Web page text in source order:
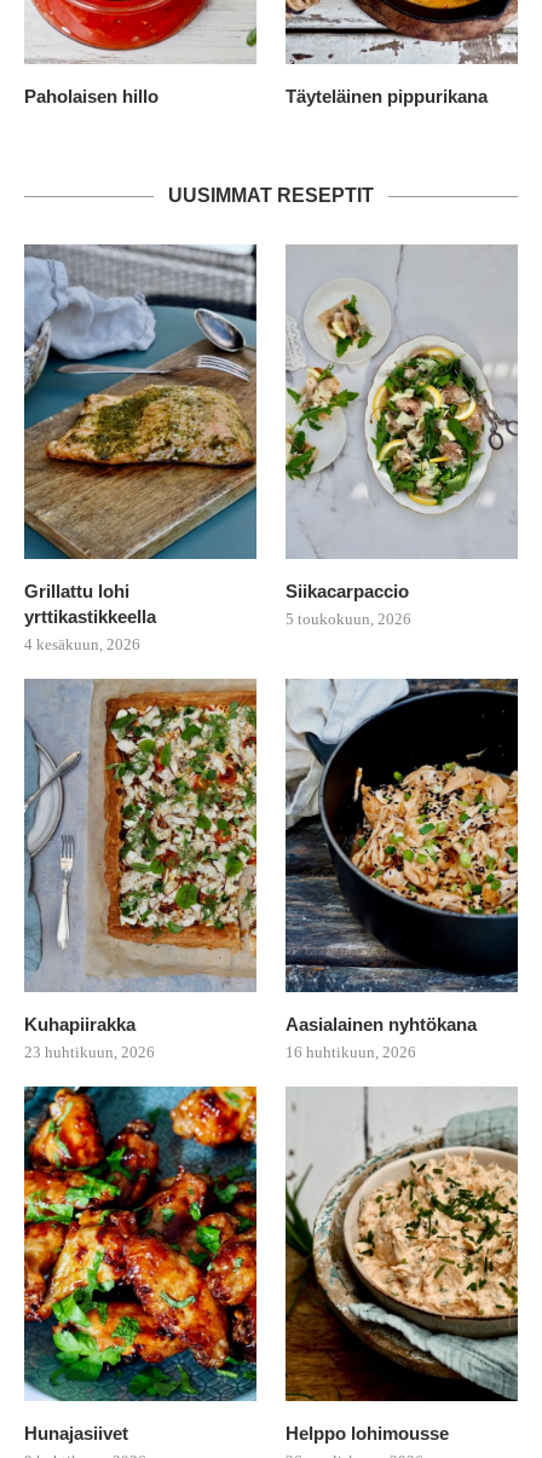
Paholaisen hillo Täyteläinen pippurikana
UUSIMMAT RESEPTIT
Grillattu lohi
yrttikastikkeella
4 kesäkuun, 2026
Siikacarpaccio
5 toukokuun, 2026
Kuhapiirakka
23 huhtikuun, 2026
Aasialainen nyhtökana
16 huhtikuun, 2026
Hunajasiivet Helppo lohimousse